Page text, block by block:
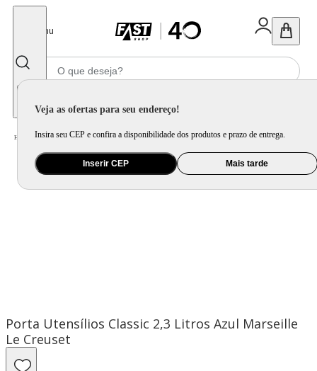
Menu
Veja as ofertas para seu endereço!
Insira seu CEP e confira a disponibilidade dos produtos e prazo de entrega.
Inserir CEP Mais tarde
Home Utilidade Doméstica Mesa / Utensílio de Mesa
Porta Utensílios Classic 2,3 Litros Azul Marseille
Le Creuset